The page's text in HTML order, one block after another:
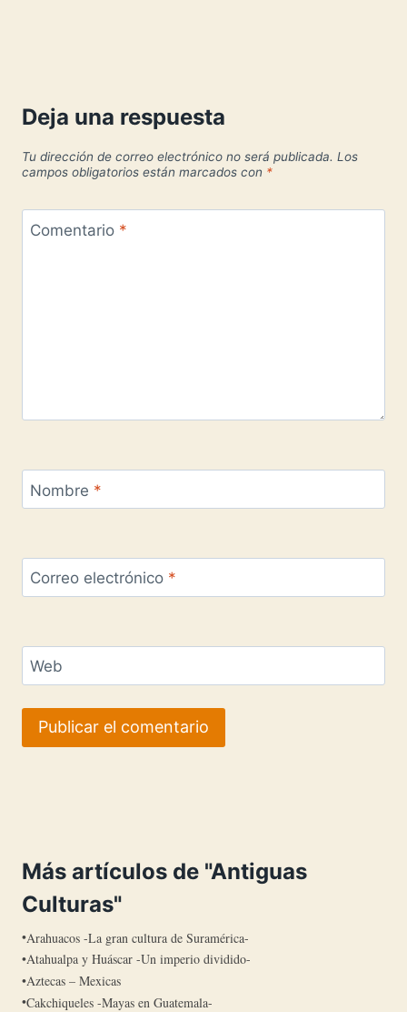
Deja una respuesta
Tu dirección de correo electrónico no será publicada. Los
campos obligatorios están marcados con *
Comentario *
Nombre *
Correo electrónico *
Web
Más artículos de "Antiguas
Culturas"
Arahuacos -La gran cultura de Suramérica-
Atahualpa y Huáscar -Un imperio dividido-
Aztecas – Mexicas
Cakchiqueles -Mayas en Guatemala-